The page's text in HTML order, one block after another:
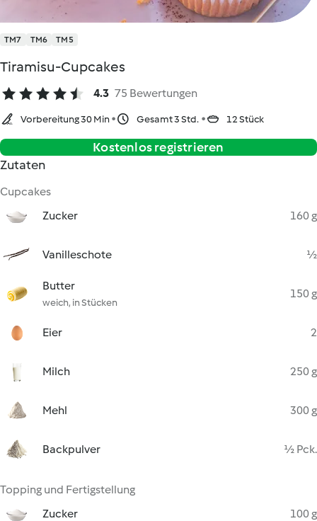
TM7 TM6 TM5
Tiramisu-Cupcakes
4.3 75 Bewertungen
Vorbereitung 30 Min Gesamt 3 Std. 12 Stück
Kostenlos registrieren
Zutaten
Cupcakes
Zucker
160 g
Vanilleschote ½
Butter
weich, in Stücken
150 g
Eier 2
Milch 250 g
Mehl 300 g
Backpulver ½ Pck.
Topping und Fertigstellung
Zucker
100 g